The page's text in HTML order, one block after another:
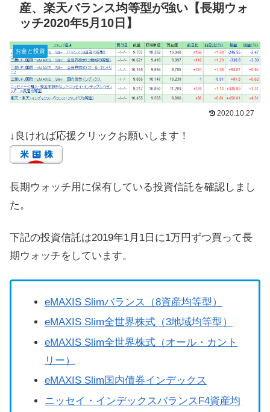
産、楽天バランス均等型が強い【長期ウォ
ッチ2020年5月10日】
お金と投資
2020.10.27
↓良ければ応援クリックお願いします！
長期ウォッチ用に保有している投資信託を確認しまし
た。
下記の投資信託は2019年1月1日に1万円ずつ買って長
期ウォッチをしています。
eMAXIS Slimバランス（8資産均等型）
eMAXIS Slim全世界株式（3地域均等型）
eMAXIS Slim全世界株式（オール・カント
リー）
eMAXIS Slim国内債券インデックス
ニッセイ・インデックスバランスF4資産均